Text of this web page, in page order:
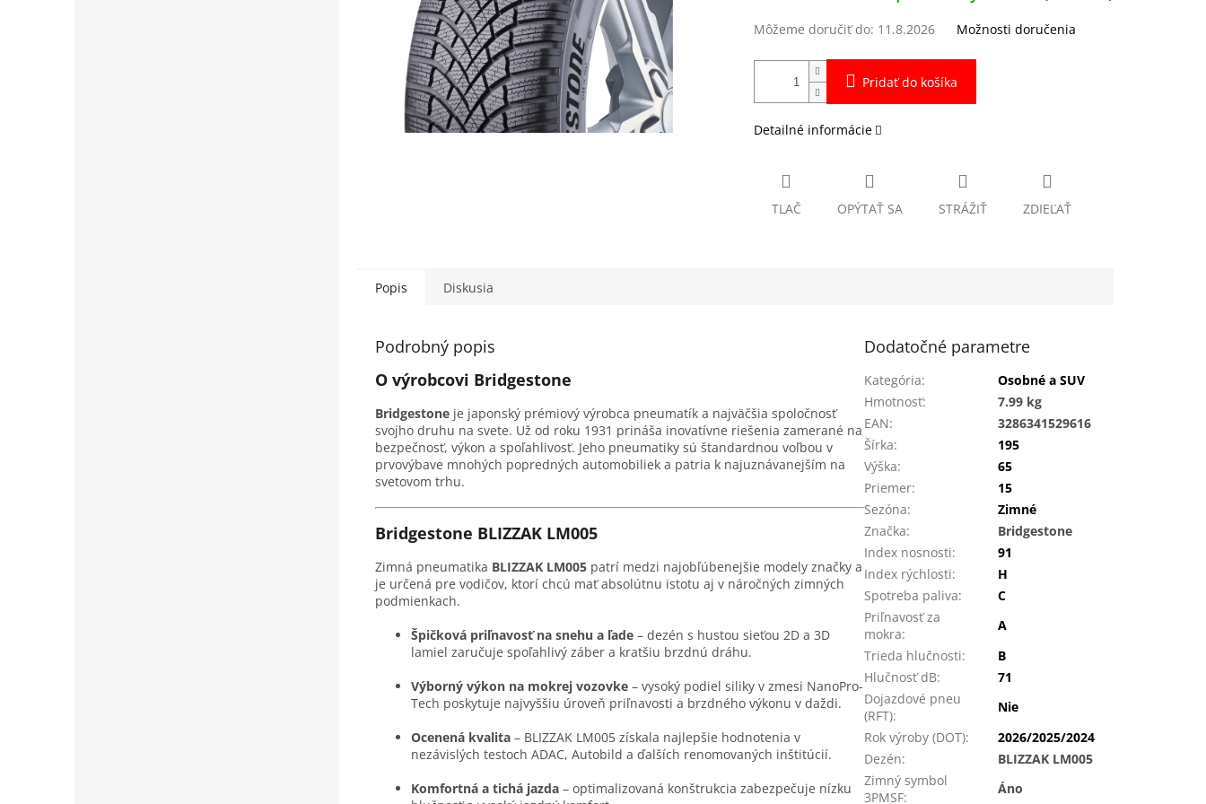
Môžeme doručiť do: 11.8.2026 Možnosti doručenia
Pridať do košíka
Detailné informácie
TLAČ OPÝTAŤ SA STRÁŽIŤ ZDIEĽAŤ
Popis Diskusia
Podrobný popis
O výrobcovi Bridgestone
Bridgestone je japonský prémiový výrobca pneumatík a najväčšia spoločnosť
svojho druhu na svete. Už od roku 1931 prináša inovatívne riešenia zamerané na
bezpečnosť, výkon a spoľahlivosť. Jeho pneumatiky sú štandardnou voľbou v
prvovýbave mnohých popredných automobiliek a patria k najuznávanejším na
svetovom trhu.
Bridgestone BLIZZAK LM005
Zimná pneumatika BLIZZAK LM005 patrí medzi najobľúbenejšie modely značky a
je určená pre vodičov, ktorí chcú mať absolútnu istotu aj v náročných zimných
podmienkach.
Špičková priľnavosť na snehu a ľade – dezén s hustou sieťou 2D a 3D
lamiel zaručuje spoľahlivý záber a kratšiu brzdnú dráhu.
Výborný výkon na mokrej vozovke – vysoký podiel siliky v zmesi NanoPro-
Tech poskytuje najvyššiu úroveň priľnavosti a brzdného výkonu v daždi.
Ocenená kvalita – BLIZZAK LM005 získala najlepšie hodnotenia v
nezávislých testoch ADAC, Autobild a ďalších renomovaných inštitúcií.
Komfortná a tichá jazda – optimalizovaná konštrukcia zabezpečuje nízku
Dodatočné parametre
Kategória:
Osobné a SUV
Hmotnosť:
7.99 kg
EAN:
3286341529616
Šírka:
195
Výška:
65
Priemer:
15
Sezóna:
Zimné
Značka:
Bridgestone
Index nosnosti:
91
Index rýchlosti:
H
Spotreba paliva:
C
Priľnavosť za
mokra:
A
Trieda hlučnosti:
B
Hlučnosť dB:
71
Dojazdové pneu
(RFT):
Nie
Rok výroby (DOT):
2026/2025/2024
Dezén:
BLIZZAK LM005
Zimný symbol
3PMSF:
Áno